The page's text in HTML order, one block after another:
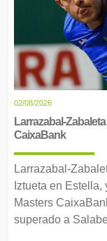
02/08/2026
Larrazabal-
CaixaBank
Larrazabal-
Iztueta en
Masters
superado a